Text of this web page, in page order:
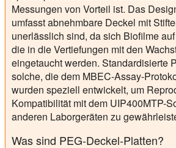
Messungen von Vorteil ist. Das
umfasst abnehmbare Deckel mit
unerlässlich sind, da sich Biofilme
die in die Vertiefungen mit den
eingetaucht werden. Standardisierte
solche, die dem MBEC-Assay-
wurden speziell entwickelt, um
Kompatibilität mit dem UIP400MTP-
anderen Laborgeräten zu
Was sind PEG-Deckel-Platten?